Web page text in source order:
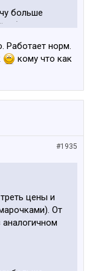
больше
благо сдхоло
не попадал,
между
так и в
звука.
на 2x цены.
в чёрном
Спешить
Работает норм.
кому что как
#1935
цены и
От
аналогичном